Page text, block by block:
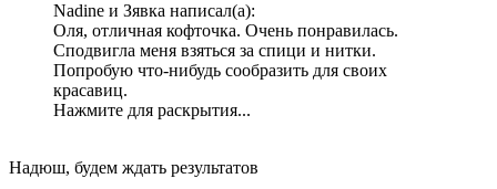
Nadine и Зявка написал(а):
Оля, отличная кофточка. Очень понравилась.
Сподвигла меня взяться за спици и нитки.
Попробую что-нибудь сообразить для своих
красавиц.
Нажмите для раскрытия...
Надюш, будем ждать результатов